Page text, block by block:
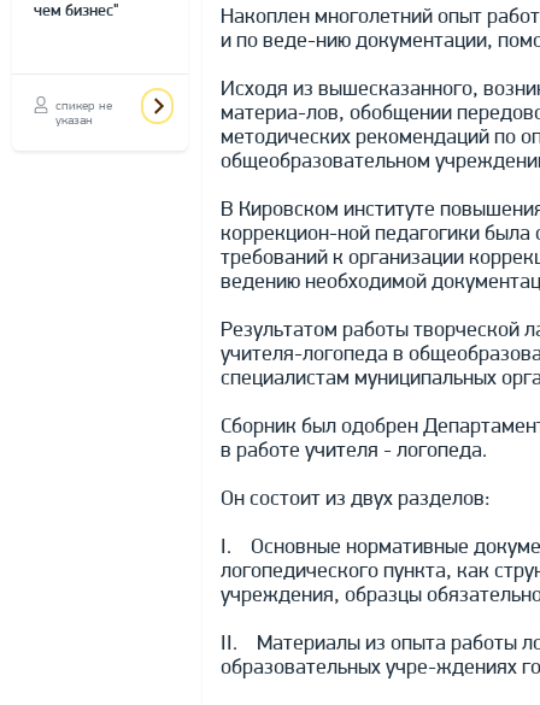
чем бизнес"
спикер не
указан
Накоплен многолетний опыт
и по веде-нию документации,
Исходя из вышесказанного,
материа-лов, обобщении
методических рекомендаций по
общеобразовательном
В Кировском институте
коррекцион-ной педагогики
требований к организации
ведению необходимой
Результатом работы творческой
учителя-логопеда в
специалистам муниципальных
Сборник был одобрен
в работе учителя - логопеда.
Он состоит из двух разделов:
I. Основные нормативные
логопедического пункта, как
учреждения, образцы
II. Материалы из опыта работы
образовательных учре-ждениях